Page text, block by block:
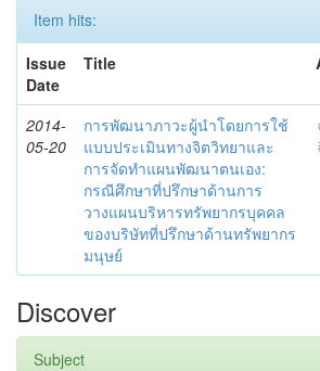
Item hits:
Issue
Date
Title
2014-
05-20
การพัฒนาภาวะผู้นำโดยการใช้
แบบประเมินทางจิตวิทยาและ
การจัดทำแผนพัฒนาตนเอง:
กรณีศึกษาที่ปรึกษาด้านการ
วางแผนบริหารทรัพยากรบุคคล
ของบริษัทที่ปรึกษาด้านทรัพยากร
มนุษย์
Discover
Subject